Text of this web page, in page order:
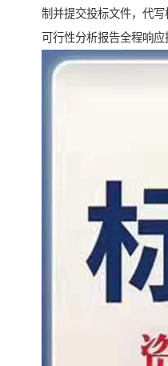
制并提交投标文件，代
可行性分析报告全程响应